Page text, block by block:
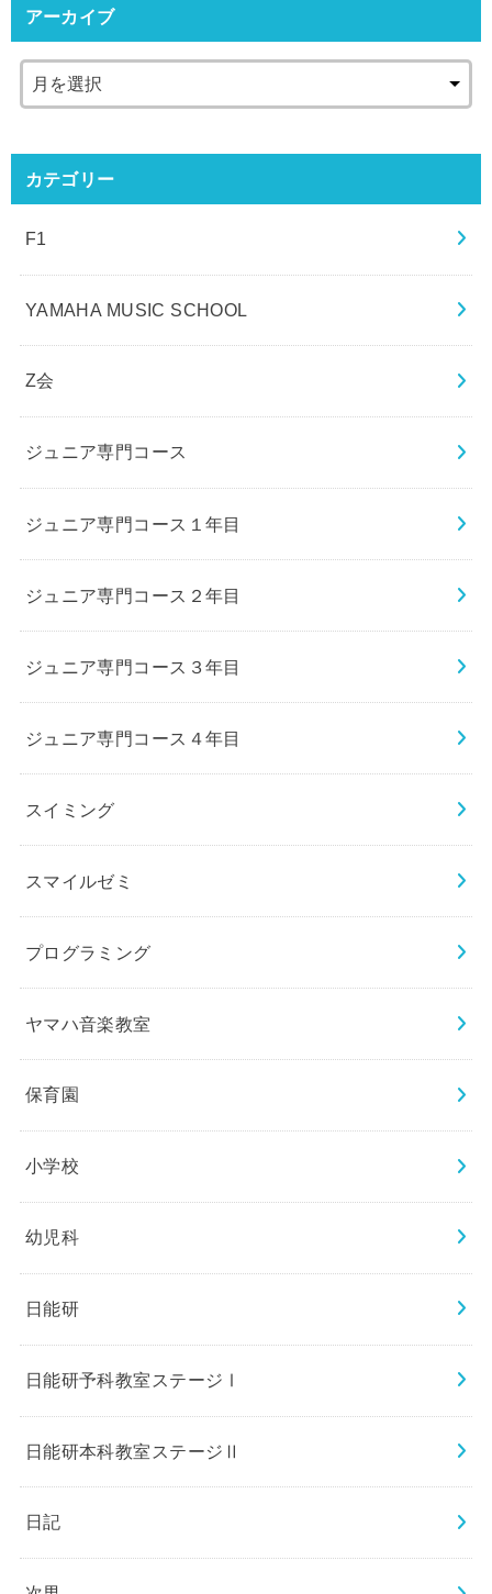
アーカイブ
カテゴリー
F1
YAMAHA MUSIC SCHOOL
Z会
ジュニア専門コース
ジュニア専門コース１年目
ジュニア専門コース２年目
ジュニア専門コース３年目
ジュニア専門コース４年目
スイミング
スマイルゼミ
プログラミング
ヤマハ音楽教室
保育園
小学校
幼児科
日能研
日能研予科教室ステージⅠ
日能研本科教室ステージⅡ
日記